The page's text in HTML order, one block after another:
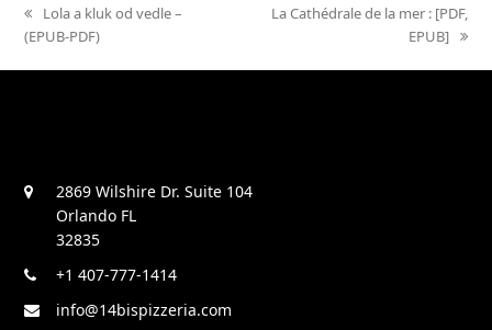
previous
post:
Lola a kluk od vedle –
(EPUB-PDF)
next
La Cathédrale de la mer : [PDF,
EPUB]
2869 Wilshire Dr. Suite 104
Orlando FL
32835
+1 407-777-1414
info@14bispizzeria.com